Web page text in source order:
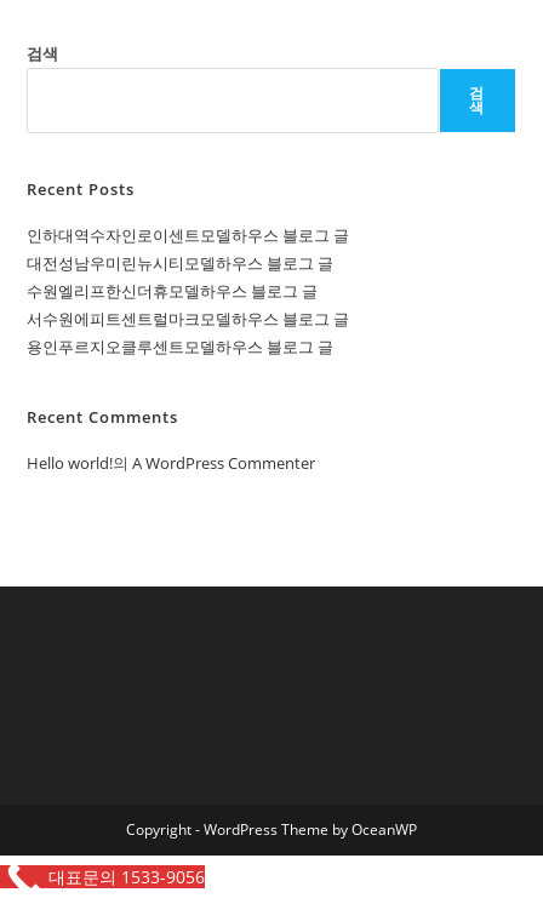
검색
검
색
Recent Posts
인하대역수자인로이센트모델하우스 블로그 글
대전성남우미린뉴시티모델하우스 블로그 글
수원엘리프한신더휴모델하우스 블로그 글
서수원에피트센트럴마크모델하우스 블로그 글
용인푸르지오클루센트모델하우스 블로그 글
Recent Comments
Hello world!의A WordPress Commenter
Copyright - WordPress Theme by OceanWP
대표문의 1533-9056